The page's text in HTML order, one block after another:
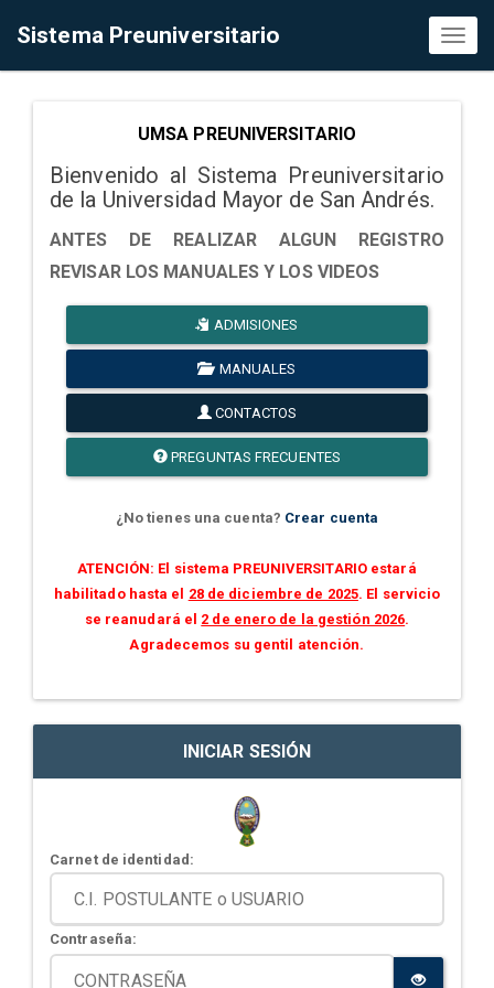
Sistema Preuniversitario
UMSA PREUNIVERSITARIO
Bienvenido al Sistema Preuniversitario
de la Universidad Mayor de San Andrés.
ANTES DE REALIZAR ALGUN REGISTRO
REVISAR LOS MANUALES Y LOS VIDEOS
ADMISIONES
MANUALES
CONTACTOS
PREGUNTAS FRECUENTES
¿No tienes una cuenta? Crear cuenta
ATENCIÓN: El sistema PREUNIVERSITARIO estará
habilitado hasta el 28 de diciembre de 2025. El servicio
se reanudará el 2 de enero de la gestión 2026.
Agradecemos su gentil atención.
INICIAR SESIÓN
Carnet de identidad:
Contraseña: